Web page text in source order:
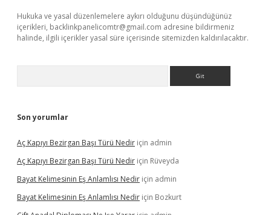
Hukuka ve yasal düzenlemelere aykırı olduğunu düşündüğünüz
içerikleri, backlinkpanelicomtr@gmail.com adresine bildirmeniz
halinde, ilgili içerikler yasal süre içerisinde sitemizden kaldırılacaktır.
Son yorumlar
Aç Kapıyı Bezirgan Başı Türü Nedir için admin
Aç Kapıyı Bezirgan Başı Türü Nedir için Rüveyda
Bayat Kelimesinin Eş Anlamlısı Nedir için admin
Bayat Kelimesinin Eş Anlamlısı Nedir için Bozkurt